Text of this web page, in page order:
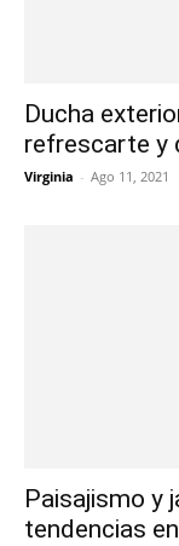
Ducha
refrescarte y
Virginia - Ago 11, 2021
Paisajismo y
tendencias